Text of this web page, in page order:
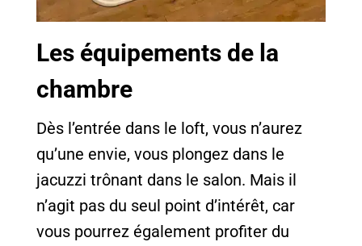
Les équipements de la
chambre
Dès l’entrée dans le loft, vous n’aurez
qu’une envie, vous plongez dans le
jacuzzi trônant dans le salon. Mais il
n’agit pas du seul point d’intérêt, car
vous pourrez également profiter du